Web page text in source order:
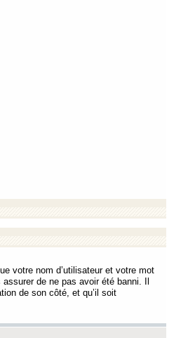
votre nom d’utilisateur et votre mot
de ne pas avoir été banni. Il
de son côté, et qu’il soit